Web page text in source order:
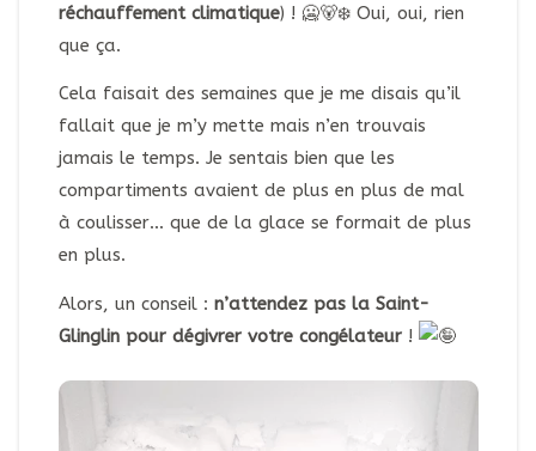
réchauffement climatique) ! 🥶🐻‍❄️ Oui, oui, rien
que ça.
Cela faisait des semaines que je me disais qu’il
fallait que je m’y mette mais n’en trouvais
jamais le temps. Je sentais bien que les
compartiments avaient de plus en plus de mal
à coulisser… que de la glace se formait de plus
en plus.
Alors, un conseil : n’attendez pas la Saint-
Glinglin pour dégivrer votre congélateur!